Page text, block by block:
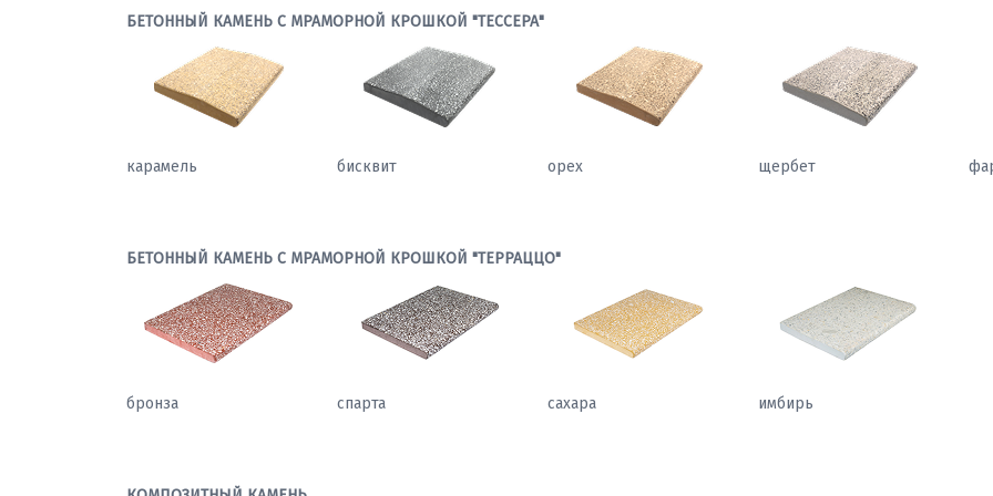
БЕТОННЫЙ КАМЕНЬ С МРАМОРНОЙ КРОШКОЙ "ТЕССЕРА"
карамель бисквит орех щербет
БЕТОННЫЙ КАМЕНЬ С МРАМОРНОЙ КРОШКОЙ "ТЕРРАЦЦО"
бронза спарта сахара имбирь